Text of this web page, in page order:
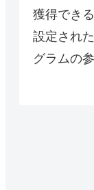
獲得でき
設定され
グラムの